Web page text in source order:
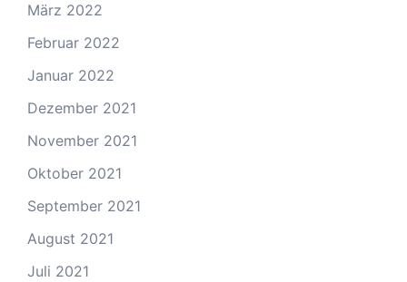
März 2022
Februar 2022
Januar 2022
Dezember 2021
November 2021
Oktober 2021
September 2021
August 2021
Juli 2021